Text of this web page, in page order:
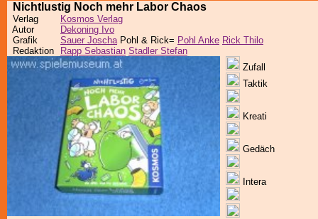
Nichtlustig Noch mehr Labor Chaos
Verlag
Kosmos Verlag
Autor
Dekoning Ivo
Grafik
Sauer JoschaPohl & Rick= Pohl Anke Rick Thilo
Redaktion
Rapp Sebastian Stadler Stefan
Zufall
Taktik
Kreati
Gedäch
Intera